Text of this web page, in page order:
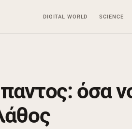
DIGITAL WORLD SCIENCE
όσα